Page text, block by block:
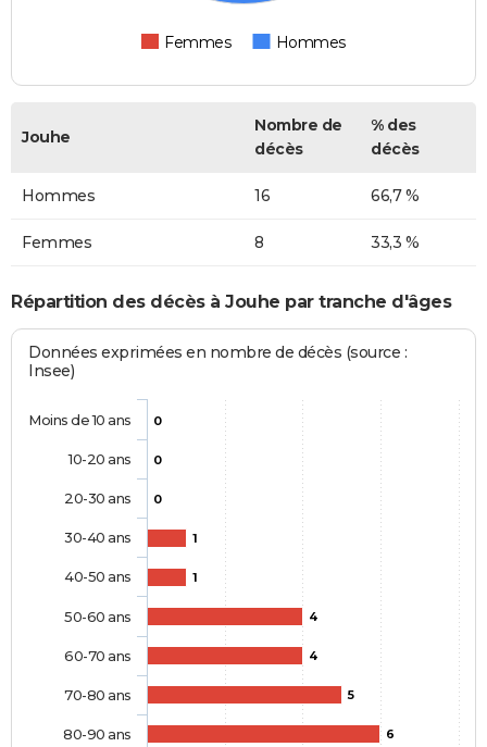
Femmes Hommes
Jouhe
Nombre de
décès
% des
décès
Hommes 16 66,7 %
Femmes 8 33,3 %
Répartition des décès à Jouhe par tranche d'âges
Données exprimées en nombre de décès (source :
Insee)
0
0
0
1
1
4
4
5
6
Moins de 10 ans
10-20 ans
20-30 ans
30-40 ans
40-50 ans
50-60 ans
60-70 ans
70-80 ans
80-90 ans